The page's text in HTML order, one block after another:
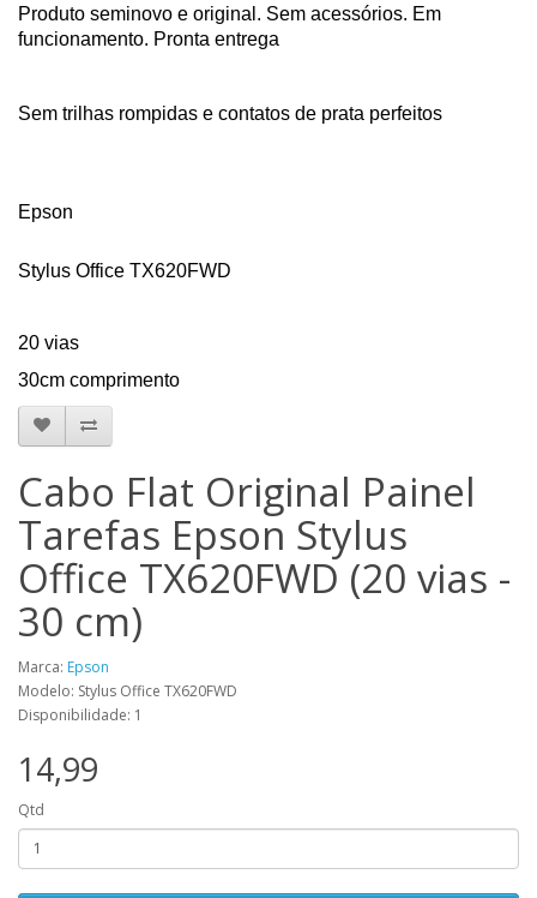
Produto seminovo e original. Sem acessórios. Em
funcionamento. Pronta entrega
Sem trilhas rompidas e contatos de prata perfeitos
Epson
Stylus Office TX620FWD
20 vias
30cm comprimento
Cabo Flat Original Painel
Tarefas Epson Stylus
Office TX620FWD (20 vias -
30 cm)
Marca: Epson
Modelo: Stylus Office TX620FWD
Disponibilidade: 1
14,99
Qtd